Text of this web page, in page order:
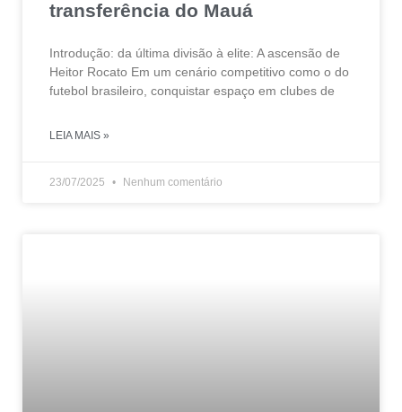
transferência do Mauá
Introdução: da última divisão à elite: A ascensão de
Heitor Rocato Em um cenário competitivo como o do
futebol brasileiro, conquistar espaço em clubes de
LEIA MAIS »
23/07/2025 Nenhum comentário